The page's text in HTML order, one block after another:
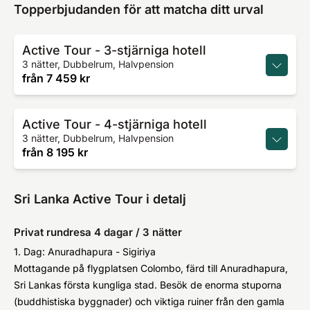
Topperbjudanden för att matcha ditt urval
Active Tour - 3-stjärniga hotell
3 nätter, Dubbelrum, Halvpension
från 7 459 kr
Active Tour - 4-stjärniga hotell
3 nätter, Dubbelrum, Halvpension
från 8 195 kr
Sri Lanka Active Tour i detalj
Privat rundresa 4 dagar / 3 nätter
1. Dag: Anuradhapura - Sigiriya
Mottagande på flygplatsen Colombo, färd till Anuradhapura,
Sri Lankas första kungliga stad. Besök de enorma stuporna
(buddhistiska byggnader) och viktiga ruiner från den gamla